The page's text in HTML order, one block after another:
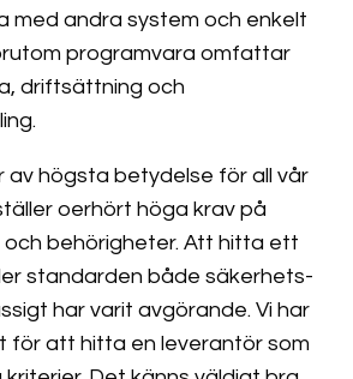
med andra system och enkelt
programvara omfattar
driftsättning och
av högsta betydelse för all vår
oerhört höga krav på
och behörigheter. Att hitta ett
standarden både säkerhets-
har varit avgörande. Vi har
för att hitta en leverantör som